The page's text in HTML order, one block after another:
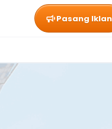
Pasang Iklan